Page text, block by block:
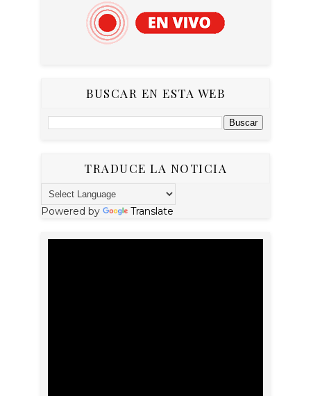
BUSCAR EN ESTA WEB
TRADUCE LA NOTICIA
Powered by Translate